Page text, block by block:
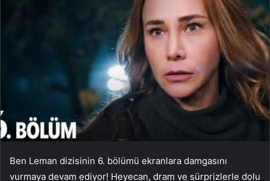
Ben Leman dizisinin 6. bölümü ekranlara damgasını
vurmaya devam ediyor! Heyecan, dram ve sürprizlerle dolu